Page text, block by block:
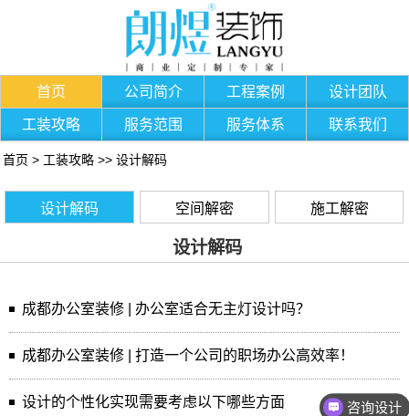
首页 公司简介 工程案例 设计团队
工装攻略 服务范围 服务体系 联系我们
首页 > 工装攻略 >> 设计解码
设计解码 空间解密 施工解密
设计解码
成都办公室装修 | 办公室适合无主灯设计吗？
成都办公室装修 | 打造一个公司的职场办公高效率！
设计的个性化实现需要考虑以下哪些方面 咨询设计